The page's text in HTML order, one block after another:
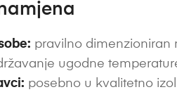
pravilno dimenzioniran
ugodne
posebno u kvalitetno